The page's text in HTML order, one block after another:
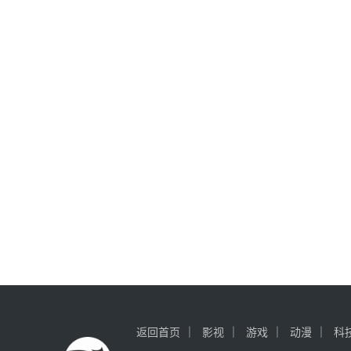
返回首页 影视 游戏 动漫 科